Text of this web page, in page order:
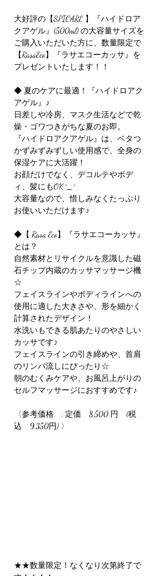
大好評の【SPICARE 】『ハイドロア
クアゲル』(500ml) の大容量サイズを
ご購入いただいた方に、数量限定で
【RasaEco】『ラサエコーカッサ』を
プレゼントいたします！！
◆ 夏のケアに最適！『ハイドロアク
アゲル』♪
日差しや冷房、マスク生活などで乾
燥・ゴワつきがちな夏のお即。
『ハイドロアクアゲル』は、ベタつ
かずみずみずしい使用感で、全身の
保湿ケアに大活躍！
お顔だけでなく、デコルテやボデ
ィ、髪にもOK ^_^
大容量なので、惜しみなくたっぷり
お使いいただけます♪
◆【 Rasa Eco】『ラサエコーカッサ』
とは？
自然素材とリサイクルを意識した磁
石チップ内蔵のカッサマッサージ機
☆
フェイスラインやボディラインへの
使用に適した大きさや、形を細かく
計算されたデザイン！
水洗いもできる肌あたりのやさしい
カッサです♪
フェイスラインの引き締めや、首肩
のリンパ流しにぴったり☆
朝のむくみケアや、お風呂上がりの
セルフマッサージにおすすめです♪
〈参考価格　: 定価　8,500 円　(税
込　9,350円) 〉
★★数量限定！なくなり次第終了で